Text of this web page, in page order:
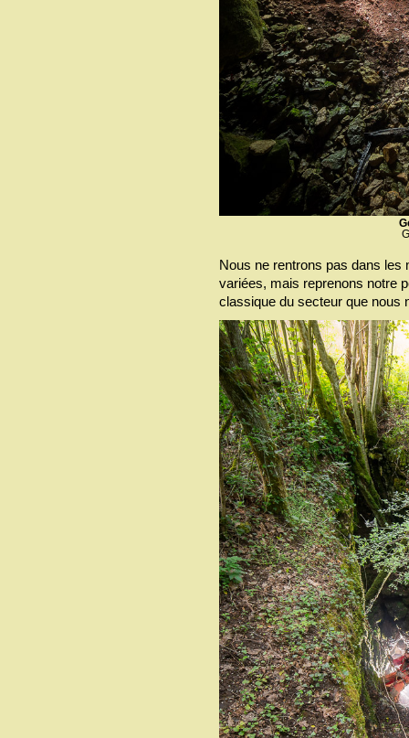
Nous ne rentrons pas dans
variées, mais reprenons notre
classique du secteur que nous